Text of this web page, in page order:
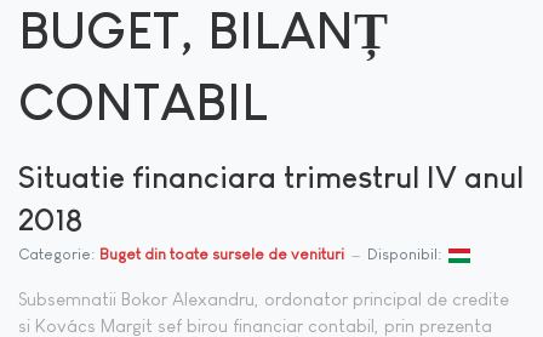
BUGET, BILANȚ
CONTABIL
Situatie financiara trimestrul IV anul
2018
Categorie: Buget din toate sursele de venituri Disponibil:
Subsemnatii Bokor Alexandru, ordonator principal de credite
si Kovács Margit sef birou financiar contabil, prin prezenta